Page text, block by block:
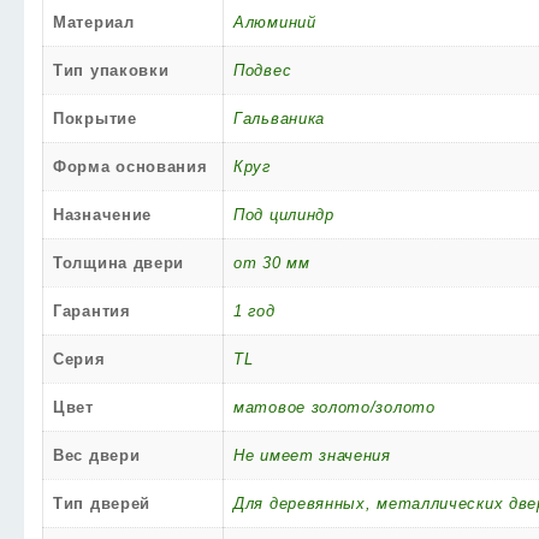
Материал Алюминий
Тип упаковки Подвес
Покрытие Гальваника
Форма основания Круг
Назначение Под цилиндр
Толщина двери от 30 мм
Гарантия 1 год
Серия TL
Цвет матовое золото/золото
Вес двери Не имеет значения
Тип дверей Для деревянных, металлических